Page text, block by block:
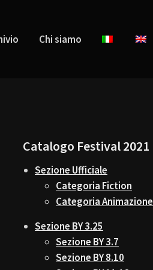
Chi siamo
Catalogo Festival 2021
Sezione Ufficiale
Categoria Fiction
Categoria Animazione
Sezione BY 3.25
Sezione BY 3.7
Sezione BY 8.10